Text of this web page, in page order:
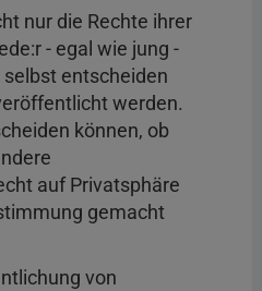
nur die Rechte ihrer
- egal wie jung -
entscheiden
werden.
können, ob
auf Privatsphäre
gemacht
von